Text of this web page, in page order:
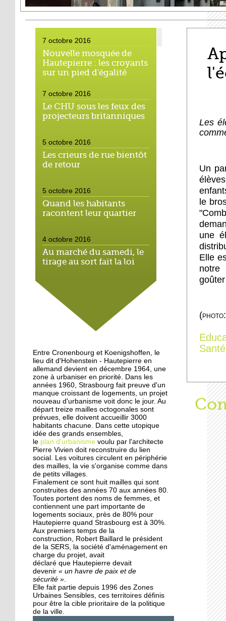
7 octobre 2016
Nouvelle mosquée de
Hautepierre : les croyants
sur un pied d'égalité
7 octobre 2016
Le CHU sous les feux des
projecteurs britanniques
5 octobre 2016
Les crieurs de rue bientôt
de retour
5 octobre 2016
Quand les habitants
racontent leur quartier
4 octobre 2016
Au marché du samedi, le
tirage au sort fait la loi
4 octobre 2016
Hautepierre: paysage
sonore
Hautepierre au cœur d'un
jeu vidéo
29 septembre 2016
Les jeunes de Hautepierre
au micro de Radio caddie
25 septembre 2015
La rentrée virevoletante
des Migrateurs
25 septembre 2015
L'utopie en sons
24 septembre 2015
La pépinière fait germer
les talents de
Hautepierre... et d'ailleurs
24 septembre 2015
Horizome s'enracine
doucement dans le
quartier
Entre Cronenbourg et Koenigshoffen, le
lieu dit d'Hohenstein - Hautepierre en
allemand devient en décembre 1964, une
zone à urbaniser en priorité. Dans les
années 1960, Strasbourg fait preuve d'un
manque croissant de logements, un projet
nouveau d'urbanisme voit donc le jour. Au
départ treize mailles octogonales sont
prévues, elle doivent accueillir 3000
habitants chacune. Dans cette utopique
idée des grands ensembles,
le plan d'urbanisme voulu par l'architecte
Pierre Vivien doit reconstruire du lien
social. Les voitures circulent en périphérie
des mailles, la vie s'organise comme dans
de petits villages.
Finalement ce sont huit mailles qui sont
construites des années 70 aux années 80.
Toutes portent des noms de femmes, et
contiennent une part importante de
logements sociaux, près de 80% pour
Hautepierre quand Strasbourg est à 30%.
Aux premiers temps de la
construction, Robert Baillard le président
de la SERS, la société d'aménagement en
charge du projet, avait
déclaré que Hautepierre devait
devenir « un havre de paix et de
sécurité ».
Elle fait partie depuis 1996 des Zones
Urbaines Sensibles, ces territoires définis
pour être la cible prioritaire de la politique
de la ville.
Les
Un
le
une
Elle
notre
Santé